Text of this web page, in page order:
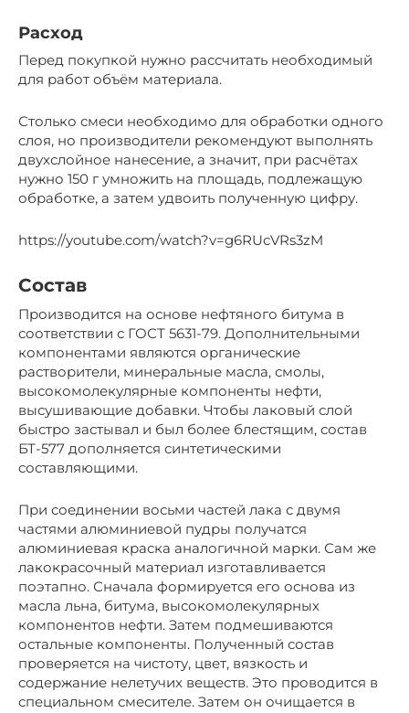
Расход
Перед покупкой нужно рассчитать необходимый
для работ объём материала.
Столько смеси необходимо для обработки одного
слоя, но производители рекомендуют выполнять
двухслойное нанесение, а значит, при расчётах
нужно 150 г умножить на площадь, подлежащую
обработке, а затем удвоить полученную цифру.
https://youtube.com/watch?v=g6RUcVRs3zM
Состав
Производится на основе нефтяного битума в
соответствии с ГОСТ 5631-79. Дополнительными
компонентами являются органические
растворители, минеральные масла, смолы,
высокомолекулярные компоненты нефти,
высушивающие добавки. Чтобы лаковый слой
быстро застывал и был более блестящим, состав
БТ-577 дополняется синтетическими
составляющими.
При соединении восьми частей лака с двумя
частями алюминиевой пудры получатся
алюминиевая краска аналогичной марки. Сам же
лакокрасочный материал изготавливается
поэтапно. Сначала формируется его основа из
масла льна, битума, высокомолекулярных
компонентов нефти. Затем подмешиваются
остальные компоненты. Полученный состав
проверяется на чистоту, цвет, вязкость и
содержание нелетучих веществ. Это проводится в
специальном смесителе. Затем он очищается в